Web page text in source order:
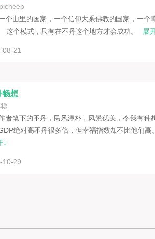
个山里的国家，一个信仰大乘佛教的国家，一
个模式，只有在不丹这个地方才会成功。
展
08-21
畅想
者笔下的不丹，民风淳朴，风景优美，令我有
绝对高不丹很多倍，但幸福指数却不比他们
↓
10-29